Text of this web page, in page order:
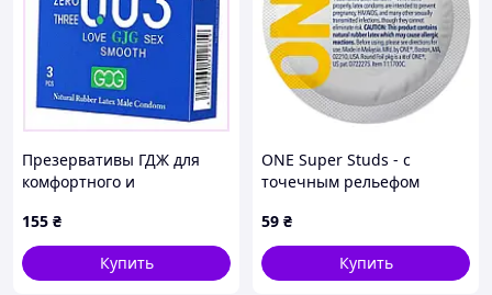
Презервативы ГДЖ для
комфортного и
90295H3PA3
155 ₴
Купить
ONE Super Studs - с
точечным рельефом
59 ₴
Купить